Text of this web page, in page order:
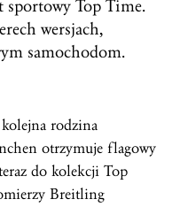
sportowy Top Time.
wersjach,
samochodom.
rodzina
otrzymuje flagowy
do kolekcji Top
Breitling